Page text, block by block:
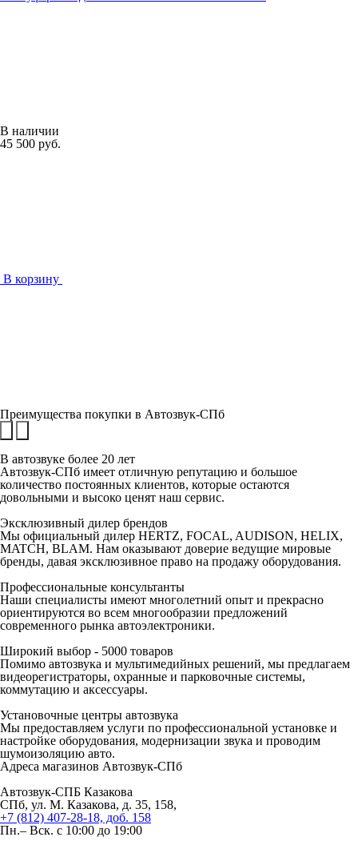
В наличии
45 500 руб.
В корзину
Преимущества покупки в Автозвук-СПб
В автозвуке более 20 лет
Автозвук-СПб имеет отличную репутацию и большое
количество постоянных клиентов, которые остаются
довольными и высоко ценят наш сервис.
Эксклюзивный дилер брендов
Мы официальный дилер HERTZ, FOCAL, AUDISON, HELIX,
MATCH, BLAM. Нам оказывают доверие ведущие мировые
бренды, давая эксклюзивное право на продажу оборудования.
Профессиональные консультанты
Наши специалисты имеют многолетний опыт и прекрасно
ориентируются во всем многообразии предложений
современного рынка автоэлектроники.
Широкий выбор - 5000 товаров
Помимо автозвука и мультимедийных решений, мы предлагаем
видеорегистраторы, охранные и парковочные системы,
коммутацию и аксессуары.
Установочные центры автозвука
Мы предоставляем услуги по профессиональной установке и
настройке оборудования, модернизации звука и проводим
шумоизоляцию авто.
Адреса магазинов Автозвук-СПб
Автозвук-СПБ Казакова
СПб, ул. М. Казакова, д. 35, 158,
+7 (812) 407-28-18, доб. 158
Пн.– Вск. с 10:00 до 19:00